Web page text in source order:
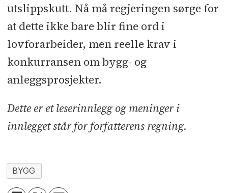
utslippskutt. Nå må regjeringen sørge for
at dette ikke bare blir fine ord i
lovforarbeider, men reelle krav i
konkurransen om bygg- og
anleggsprosjekter.
Dette er et leserinnlegg og meninger i
innlegget står for forfatterens regning.
BYGG